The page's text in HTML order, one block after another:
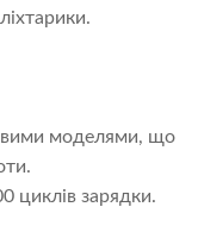
моделями, що
циклів зарядки.